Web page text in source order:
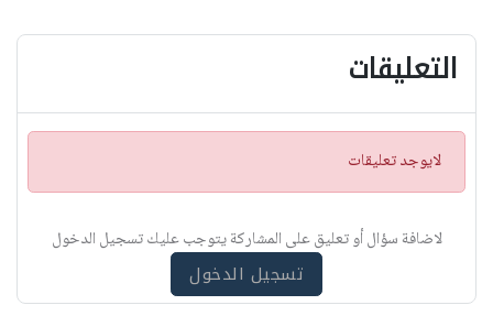
التعليقات
ت
ن
ي
لايوجد تعليقات
لاضافة سؤال أو تعليق على المشاركة يتوجب عليك تسجيل الدخول
تسجيل الدخول